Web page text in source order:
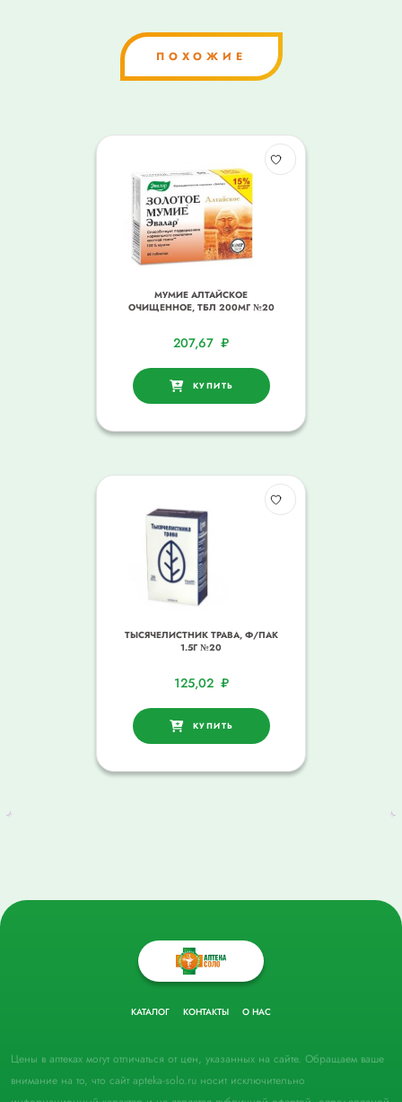
ПОХОЖИЕ
МУМИЕ АЛТАЙСКОЕ
ОЧИЩЕННОЕ, ТБЛ 200МГ №20
207,67 ₽
КУПИТЬ
ТЫСЯЧЕЛИСТНИК ТРАВА, Ф/ПАК
1.5Г №20
125,02 ₽
КУПИТЬ
КАТАЛОГ КОНТАКТЫ О НАС
Цены в аптеках могут отличаться от цен, указанных на сайте. Обращаем ваше
внимание на то, что сайт apteka-solo.ru носит исключительно